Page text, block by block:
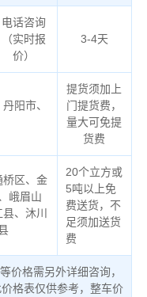
电话咨询
（实时报
价）
3-4天
阳市、
提货须加上
门提货费，
量大可免提
货费
桥区、金
峨眉山
、沐川
20个立方或
5吨以上免
费送货，不
足须加送货
费
价格需另外详细咨询，
格表仅供参考，整车价